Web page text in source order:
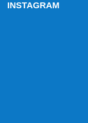
INSTAGRAM